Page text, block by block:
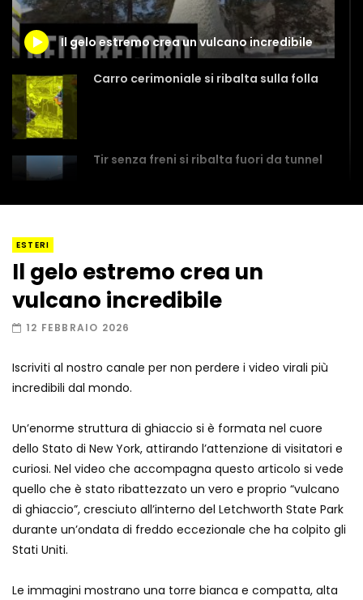
Il gelo estremo crea un vulcano incredibile
Carro cerimoniale si ribalta sulla folla
Tir senza freni si ribalta fuori da tunnel
Amiocuggino fa saltare in aria il drone
Due navi USA si scontrano in mare
ESTERI
Il gelo estremo crea un
vulcano incredibile
12 FEBBRAIO 2026
Iscriviti al nostro canale per non perdere i video virali più
incredibili dal mondo.
Un’enorme struttura di ghiaccio si è formata nel cuore
dello Stato di New York, attirando l’attenzione di visitatori e
curiosi. Nel video che accompagna questo articolo si vede
quello che è stato ribattezzato un vero e proprio “vulcano
di ghiaccio”, cresciuto all’interno del Letchworth State Park
durante un’ondata di freddo eccezionale che ha colpito gli
Stati Uniti.
Le immagini mostrano una torre bianca e compatta, alta